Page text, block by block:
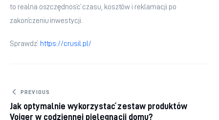
to realna oszczędność czasu, kosztów i reklamacji po
zakończeniu inwestycji.
Sprawdź: https://crusil.pl/
Nawigacja wpisu
PREVIOUS
Jak optymalnie wykorzystać zestaw produktów
Voiger w codziennej pielęgnacji domu?